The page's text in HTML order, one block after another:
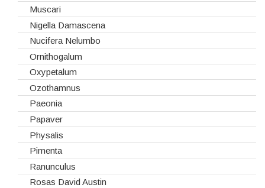
Rosas Nacionais
Rosas Spray
Santini
Sedum
Viburnum
Vivaz
Muscari
Nigella Damascena
Nucifera Nelumbo
Ornithogalum
Oxypetalum
Ozothamnus
Paeonia
Papaver
Physalis
Pimenta
Ranunculus
Rosas David Austin